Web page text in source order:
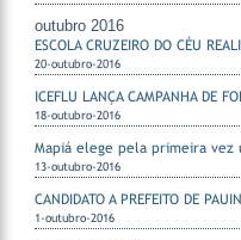
outubro 2016
ESCOLA CRUZEIRO DO CÉU
20-outubro-2016
ICEFLU LANÇA CAMPANHA DE
18-outubro-2016
Mapiá elege pela primeira vez
13-outubro-2016
CANDIDATO A PREFEITO DE
1-outubro-2016